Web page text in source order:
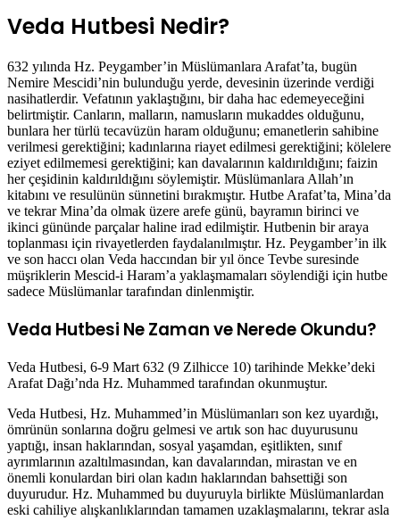
Veda Hutbesi Nedir?
632 yılında Hz. Peygamber’in Müslümanlara Arafat’ta, bugün
Nemire Mescidi’nin bulunduğu yerde, devesinin üzerinde verdiği
nasihatlerdir. Vefatının yaklaştığını, bir daha hac edemeyeceğini
belirtmiştir. Canların, malların, namusların mukaddes olduğunu,
bunlara her türlü tecavüzün haram olduğunu; emanetlerin sahibine
verilmesi gerektiğini; kadınlarına riayet edilmesi gerektiğini; kölelere
eziyet edilmemesi gerektiğini; kan davalarının kaldırıldığını; faizin
her çeşidinin kaldırıldığını söylemiştir. Müslümanlara Allah’ın
kitabını ve resulünün sünnetini bırakmıştır. Hutbe Arafat’ta, Mina’da
ve tekrar Mina’da olmak üzere arefe günü, bayramın birinci ve
ikinci gününde parçalar haline irad edilmiştir. Hutbenin bir araya
toplanması için rivayetlerden faydalanılmıştır. Hz. Peygamber’in ilk
ve son haccı olan Veda haccından bir yıl önce Tevbe suresinde
müşriklerin Mescid-i Haram’a yaklaşmamaları söylendiği için hutbe
sadece Müslümanlar tarafından dinlenmiştir.
Veda Hutbesi Ne Zaman ve Nerede Okundu?
Veda Hutbesi, 6-9 Mart 632 (9 Zilhicce 10) tarihinde Mekke’deki
Arafat Dağı’nda Hz. Muhammed tarafından okunmuştur.
Veda Hutbesi, Hz. Muhammed’in Müslümanları son kez uyardığı,
ömrünün sonlarına doğru gelmesi ve artık son hac duyurusunu
yaptığı, insan haklarından, sosyal yaşamdan, eşitlikten, sınıf
ayrımlarının azaltılmasından, kan davalarından, mirastan ve en
önemli konulardan biri olan kadın haklarından bahsettiği son
duyurudur. Hz. Muhammed bu duyuruyla birlikte Müslümanlardan
eski cahiliye alışkanlıklarından tamamen uzaklaşmalarını, tekrar asla